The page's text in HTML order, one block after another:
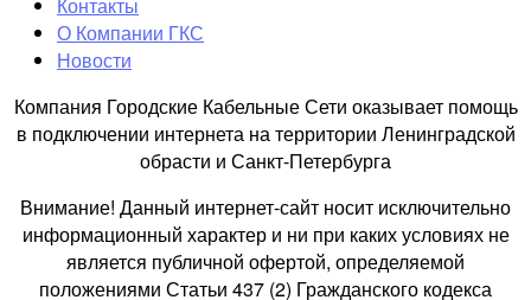
Контакты
О Компании ГКС
Новости
Компания Городские Кабельные Сети оказывает помощь
в подключении интернета на территории Ленинградской
обрасти и Санкт-Петербурга
Внимание! Данный интернет-сайт носит исключительно
информационный характер и ни при каких условиях не
является публичной офертой, определяемой
положениями Статьи 437 (2) Гражданского кодекса